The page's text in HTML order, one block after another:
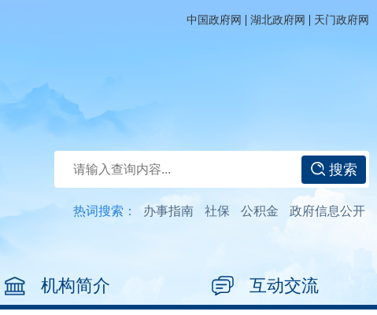
中国政府网 | 湖北政府网 | 天门政府网
搜索
热词搜索： 办事指南 社保 公积金 政府信息公开
机构简介 互动交流